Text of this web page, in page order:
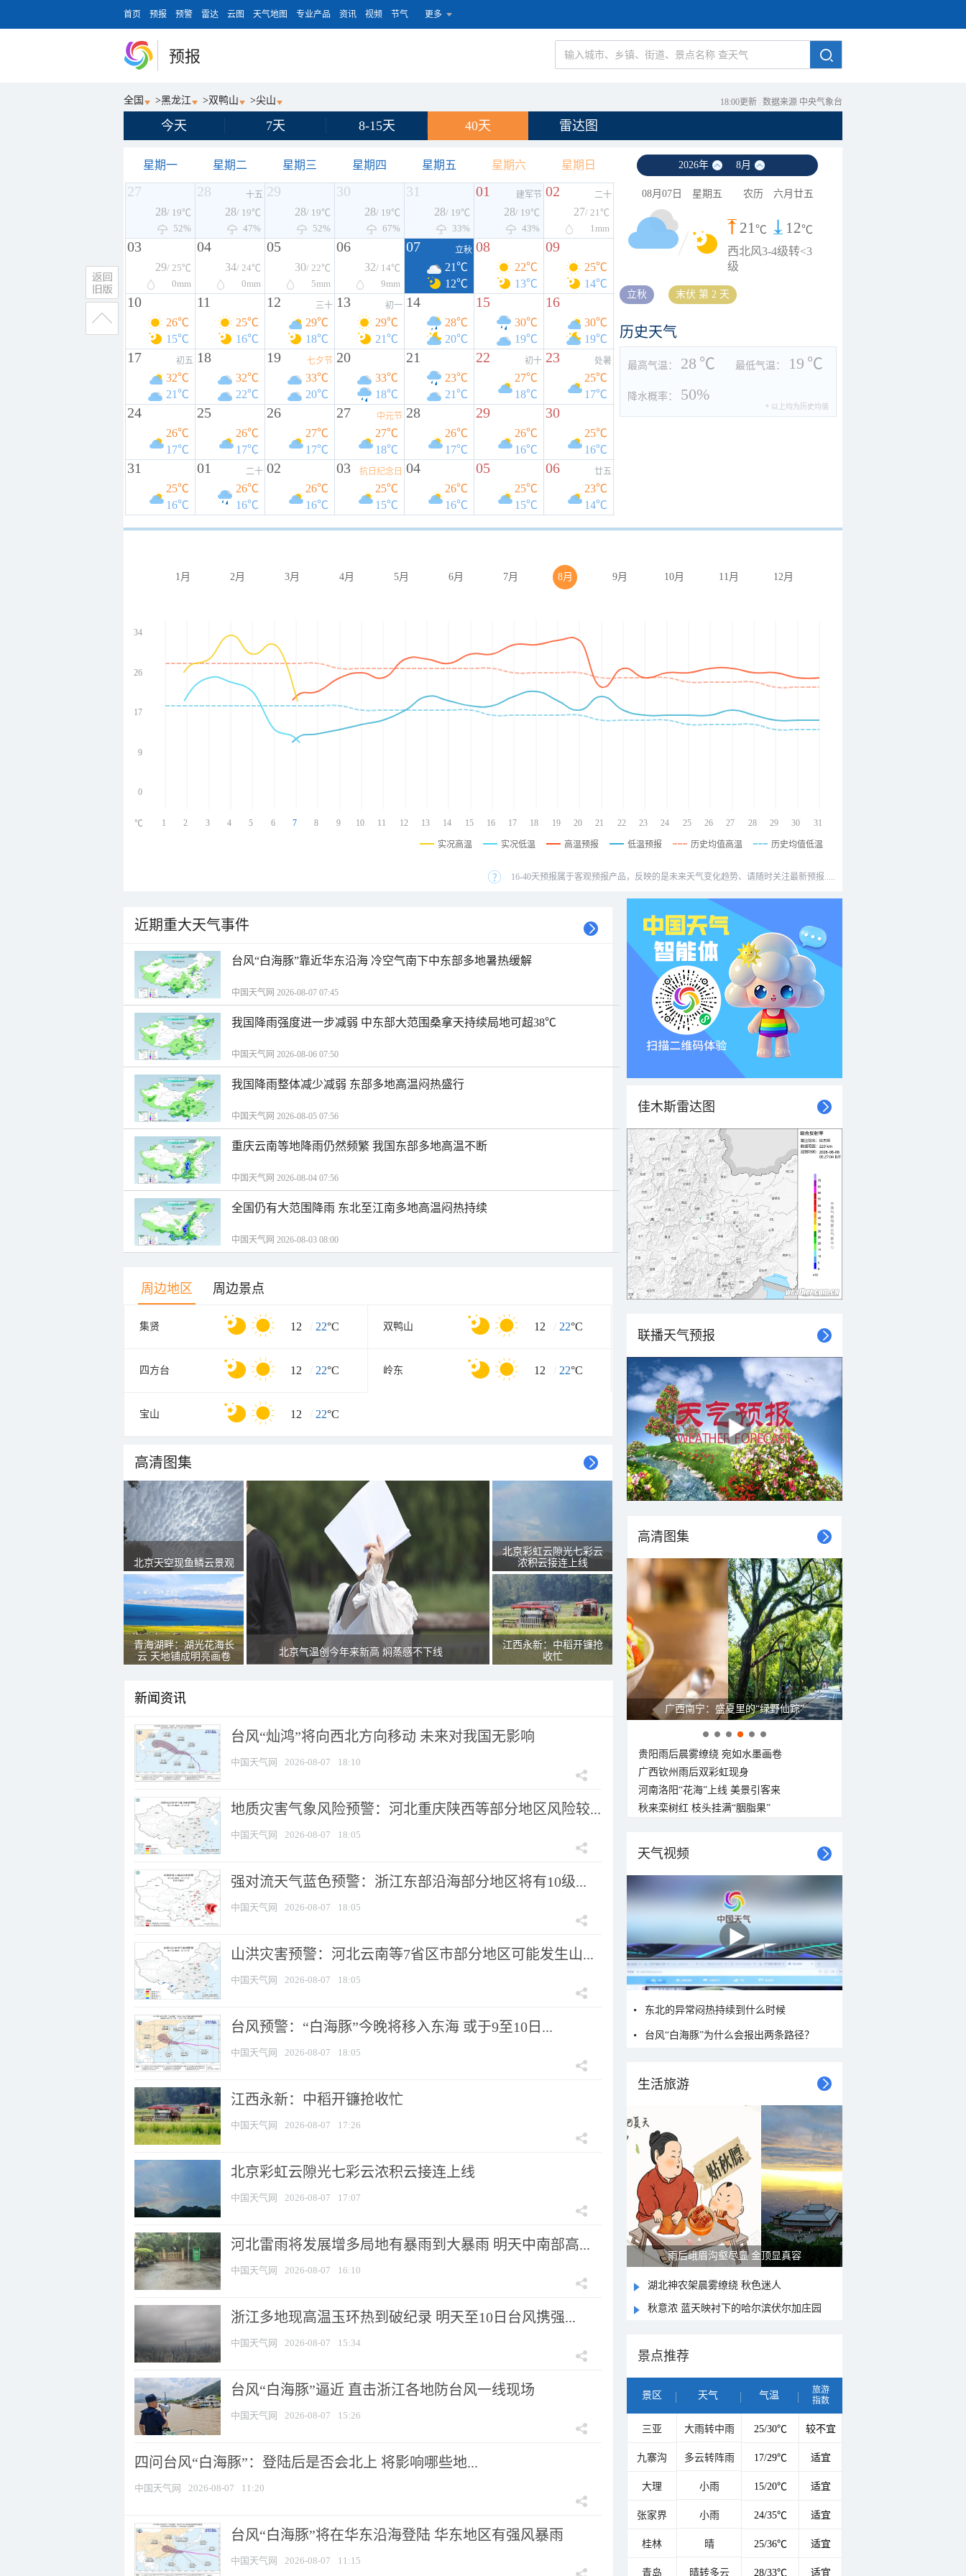
首页 预报 预警 雷达 云图 天气地图 专业产品 资讯 视频 节气 更多
预报
全国 >黑龙江 >双鸭山 >尖山 18:00更新 数据来源 中央气象台
今天 7天 8-15天 40天 雷达图
星期一 星期二 星期三 星期四 星期五 星期六 星期日
27
28/ 19℃
52%
28 十五
28/ 19℃
47%
29
28/ 19℃
52%
30
28/ 19℃
67%
31
28/ 19℃
33%
01 建军节
28/ 19℃
43%
02 二十
27/ 21℃
1mm
03
29/ 25℃
0mm
04
34/ 24℃
0mm
05
30/ 22℃
5mm
06
32/ 14℃
9mm
07 立秋
21℃
12℃
08
22℃
13℃
09
25℃
14℃
10
26℃
15℃
11
25℃
16℃
12 三十
29℃
18℃
13 初一
29℃
21℃
14
28℃
20℃
15
30℃
19℃
16
30℃
19℃
17 初五
32℃
21℃
18
32℃
22℃
19 七夕节
33℃
20℃
20
33℃
18℃
21
23℃
21℃
22 初十
27℃
18℃
23 处暑
25℃
17℃
24
26℃
17℃
25
26℃
17℃
26
27℃
17℃
27 中元节
27℃
18℃
28
26℃
17℃
29
26℃
16℃
30
25℃
16℃
31
25℃
16℃
01 二十
26℃
16℃
02
26℃
16℃
03 抗日纪念日
25℃
15℃
04
26℃
16℃
05
25℃
15℃
06 廿五
23℃
14℃
2026年 8月
08月07日 星期五 农历 六月廿五
21℃ 12℃
西北风3-4级转<3
级
立秋 末伏 第 2 天
历史天气
最高气温： 28 ℃ 最低气温： 19 ℃
降水概率： 50%
* 以上均为历史均值
1月 2月 3月 4月 5月 6月 7月 8月 9月 10月 11月 12月
34
26
17
9
0
1 2 3 4 5 6 7 8 9 10 11 12 13 14 15 16 17 18 19 20 21 22 23 24 25 26 27 28 29 30 31
℃
实况高温 实况低温 高温预报 低温预报 历史均值高温 历史均值低温
16-40天预报属于客观预报产品，反映的是未来天气变化趋势、请随时关注最新预报.....
近期重大天气事件
台风“白海豚”靠近华东沿海 冷空气南下中东部多地暑热缓解
中国天气网 2026-08-07 07:45
我国降雨强度进一步减弱 中东部大范围桑拿天持续局地可超38℃
中国天气网 2026-08-06 07:50
我国降雨整体减少减弱 东部多地高温闷热盛行
中国天气网 2026-08-05 07:56
重庆云南等地降雨仍然频繁 我国东部多地高温不断
中国天气网 2026-08-04 07:56
全国仍有大范围降雨 东北至江南多地高温闷热持续
中国天气网 2026-08-03 08:00
周边地区 周边景点
集贤 12 / 22°C 双鸭山 12 / 22°C
四方台 12 / 22°C 岭东 12 / 22°C
宝山 12 / 22°C
高清图集
北京天空现鱼鳞云景观
青海湖畔：湖光花海长
云 天地铺成明亮画卷
北京气温创今年来新高 焖蒸感不下线
北京彩虹云隙光七彩云
浓积云接连上线
江西永新：中稻开镰抢
收忙
新闻资讯
台风“灿鸿”将向西北方向移动 未来对我国无影响
中国天气网 2026-08-07 18:10
地质灾害气象风险预警：河北重庆陕西等部分地区风险较...
中国天气网 2026-08-07 18:05
强对流天气蓝色预警：浙江东部沿海部分地区将有10级...
中国天气网 2026-08-07 18:05
山洪灾害预警：河北云南等7省区市部分地区可能发生山...
中国天气网 2026-08-07 18:05
台风预警：“白海豚”今晚将移入东海 或于9至10日...
中国天气网 2026-08-07 18:05
江西永新：中稻开镰抢收忙
中国天气网 2026-08-07 17:26
北京彩虹云隙光七彩云浓积云接连上线
中国天气网 2026-08-07 17:07
河北雷雨将发展增多局地有暴雨到大暴雨 明天中南部高...
中国天气网 2026-08-07 16:10
浙江多地现高温玉环热到破纪录 明天至10日台风携强...
中国天气网 2026-08-07 15:34
台风“白海豚”逼近 直击浙江各地防台风一线现场
中国天气网 2026-08-07 15:26
四问台风“白海豚”：登陆后是否会北上 将影响哪些地...
中国天气网 2026-08-07 11:20
台风“白海豚”将在华东沿海登陆 华东地区有强风暴雨
中国天气网 2026-08-07 11:15
佳木斯雷达图
联播天气预报
高清图集
广西南宁：盛夏里的“绿野仙踪”
贵阳雨后晨雾缭绕 宛如水墨画卷
广西钦州雨后双彩虹现身
河南洛阳“花海”上线 美景引客来
秋来栾树红 枝头挂满“胭脂果”
天气视频
东北的异常闷热持续到什么时候
台风“白海豚”为什么会报出两条路径？
生活旅游
雨后峨眉沟壑尽显 金顶显真容
湖北神农架晨雾缭绕 秋色迷人
秋意浓 蓝天映衬下的哈尔滨伏尔加庄园
景点推荐
景区 天气 气温
旅游
指数
三亚 大雨转中雨 25/30℃ 较不宜
九寨沟 多云转阵雨 17/29℃ 适宜
大理 小雨 15/20℃ 适宜
张家界 小雨 24/35℃ 适宜
桂林 晴 25/36℃ 适宜
青岛 晴转多云 28/33℃ 适宜